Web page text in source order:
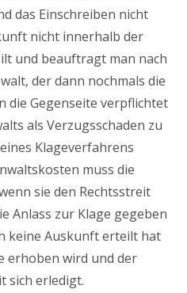
das Einschreiben nicht
nicht innerhalb der
und beauftragt man nach
der dann nochmals die
Gegenseite verpflichtet
als Verzugsschaden zu
Klageverfahrens
muss die
sie den Rechtsstreit
Anlass zur Klage gegeben
keine Auskunft erteilt hat
erhoben wird und der
sich erledigt.